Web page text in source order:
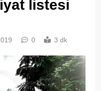
listesi
0 3 dk